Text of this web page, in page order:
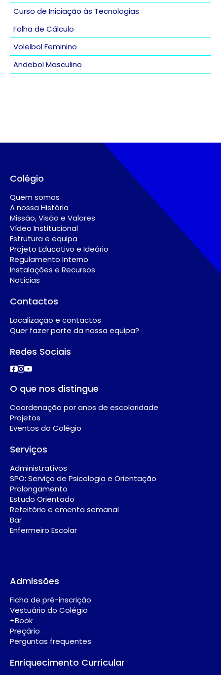
Curso de Iniciação às Tecnologias
Folha de Cálculo
Voleibol Feminino
Andebol Masculino
Colégio
Quem somos
A nossa História
Missão, Visão e Valores
Vídeo Institucional
Estrutura e equipa
Projeto Educativo e Ideário
Regulamento Interno
Instalações e Recursos
Notícias
Contactos
Localização e contactos
Quer fazer parte da nossa equipa?
Redes Sociais
O que nos distingue
Coordenação por anos de escolaridade
Projetos
Eventos do Colégio
Serviços
Administrativos
SPO: Serviço de Psicologia e Orientação
Prolongamento
Estudo Orientado
Refeitório e ementa semanal
Bar
Enfermeiro Escolar
Admissões
Ficha de pré-inscrição
Vestuário do Colégio
+Book
Preçário
Perguntas frequentes
Enriquecimento Curricular